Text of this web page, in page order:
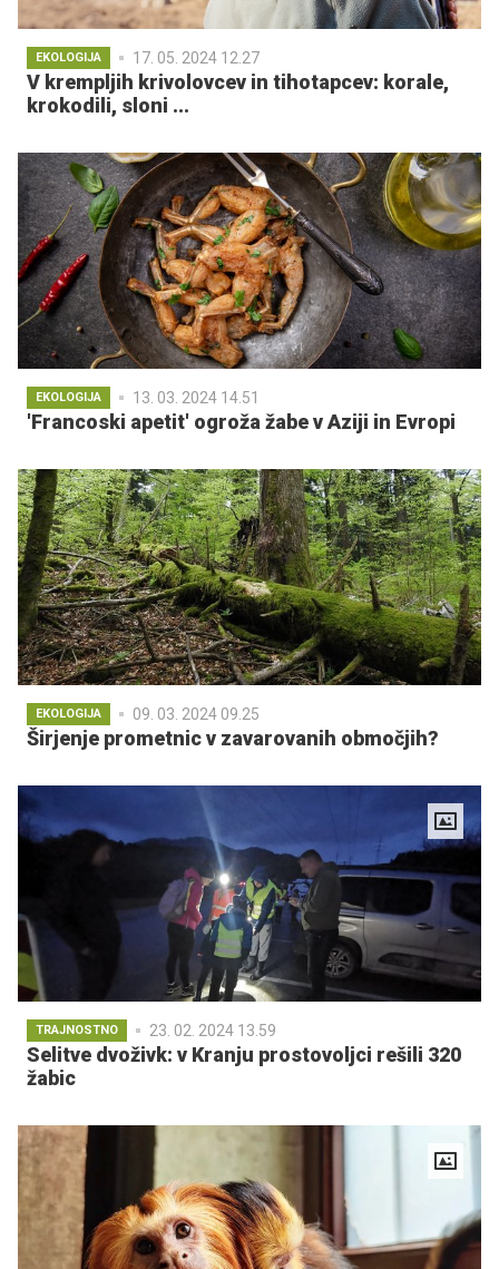
EKOLOGIJA 17. 05. 2024 12.27
V krempljih krivolovcev in tihotapcev: korale,
krokodili, sloni ...
EKOLOGIJA 13. 03. 2024 14.51
'Francoski apetit' ogroža žabe v Aziji in Evropi
EKOLOGIJA 09. 03. 2024 09.25
Širjenje prometnic v zavarovanih območjih?
TRAJNOSTNO 23. 02. 2024 13.59
Selitve dvoživk: v Kranju prostovoljci rešili 320
žabic